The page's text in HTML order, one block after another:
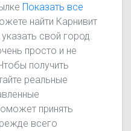
Показать все
найти Карнивит
свой город.
просто и не
получить
реальные
принять
всего